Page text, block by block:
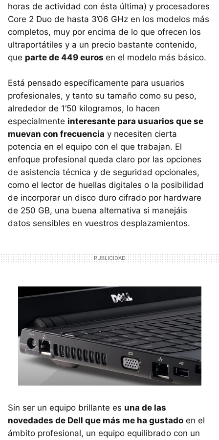
horas de actividad con ésta última) y procesadores
Core 2 Duo de hasta 3’06 GHz en los modelos más
completos, muy por encima de lo que ofrecen los
ultraportátiles y a un precio bastante contenido,
que parte de 449 euros en el modelo más básico.
Está pensado específicamente para usuarios
profesionales, y tanto su tamaño como su peso,
alrededor de 1’50 kilogramos, lo hacen
especialmente interesante para usuarios que se
muevan con frecuencia y necesiten cierta
potencia en el equipo con el que trabajan. El
enfoque profesional queda claro por las opciones
de asistencia técnica y de seguridad opcionales,
como el lector de huellas digitales o la posibilidad
de incorporar un disco duro cifrado por hardware
de 250 GB, una buena alternativa si manejáis
datos sensibles en vuestros desplazamientos.
Sin ser un equipo brillante es una de las
novedades de Dell que más me ha gustado en el
ámbito profesional, un equipo equilibrado con un